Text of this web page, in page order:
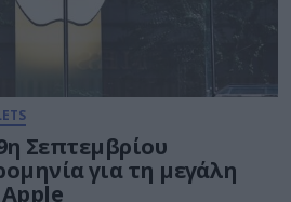
Σεπτεμβρίου
για τη μεγάλη